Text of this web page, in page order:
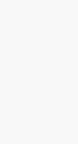
残骸撞月球的